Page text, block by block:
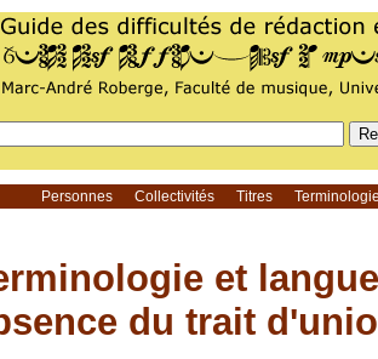
Personnes Collectivités Titres
et
du trait